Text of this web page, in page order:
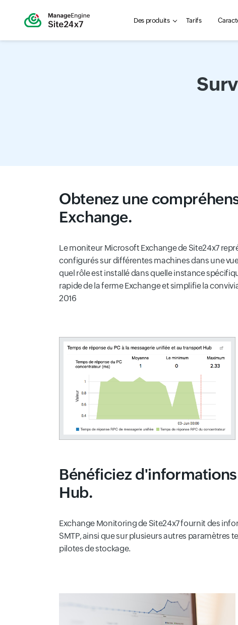
Des produits Tarifs
Obtenez une
Exchange.
Le moniteur Microsoft Exchange de Site24x7
configurés sur différentes machines dans une
quel rôle est installé dans quelle instance
rapide de la ferme Exchange et simplifie la
2016
Bénéficiez
Hub.
Exchange Monitoring de Site24x7 fournit des
SMTP, ainsi que sur plusieurs autres paramètres
pilotes de stockage.